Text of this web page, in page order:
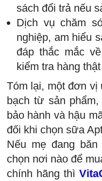
sách đổi trả nếu
Dịch vụ chăm
nghiệp, am hiểu
đáp thắc mắc
kiểm tra hàng
Tóm lại, một đơn vị
bạch từ sản
bảo hành và hậu
đối khi chọn sữa
Nếu mẹ đang
chọn nơi nào để
chính hãng thì